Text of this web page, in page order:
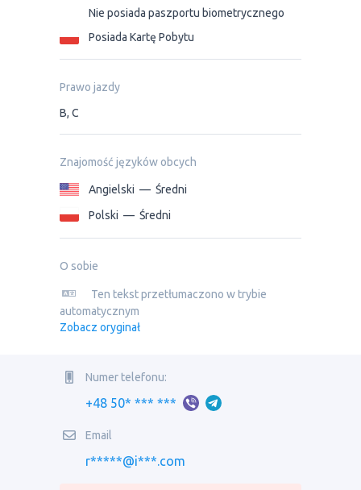
Nie posiada paszportu biometrycznego
Posiada Kartę Pobytu
Prawo jazdy
B, C
Znajomość języków obcych
Angielski — Średni
Polski — Średni
O sobie
Ten tekst przetłumaczono w trybie
automatycznym
Zobacz oryginał
Numer telefonu:
+48 50* *** ***
Email
r*****@i***.com